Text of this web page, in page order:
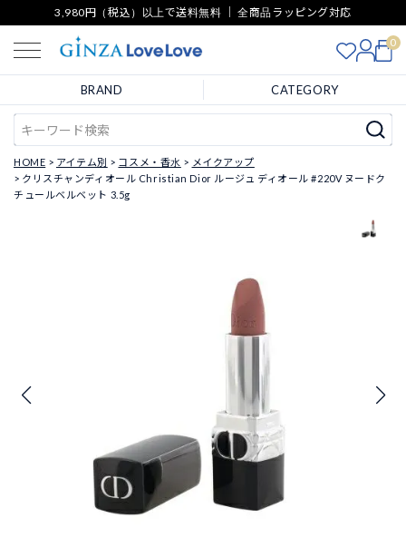
3,980円（税込）以上で送料無料 ｜ 全商品ラッピング対応
0
BRAND CATEGORY
HOME アイテム別 コスメ・香水
メイクアップ
クリスチャンディオール Christian Dior ルージュ ディオール #220V ヌードク
チュールベルベット 3.5g